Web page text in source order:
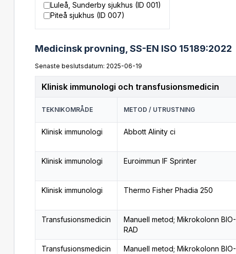
Luleå, Sunderby sjukhus (ID 001)
Piteå sjukhus (ID 007)
Medicinsk provning, SS-EN ISO 15189:2022
Senaste beslutsdatum: 2025-06-19
Klinisk immunologi och transfusionsmedicin
TEKNIKOMRÅDE METOD / UTRUSTNING
Klinisk immunologi Abbott Alinity ci
Klinisk immunologi Euroimmun IF Sprinter
Klinisk immunologi Thermo Fisher Phadia 250
Transfusionsmedicin
Manuell metod; Mikrokolonn BIO-
RAD
Transfusionsmedicin
Manuell metod; Mikrokolonn BIO-